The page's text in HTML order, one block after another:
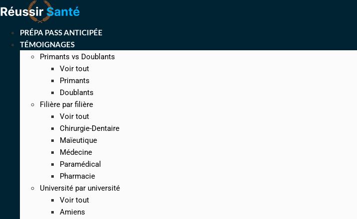
Aller
au
contenuPRÉPA PASS ANTICIPÉE
TÉMOIGNAGES
Primants vs Doublants
Voir tout
Primants
Doublants
Filière par filière
Voir tout
Chirurgie-Dentaire
Maïeutique
Médecine
Paramédical
Pharmacie
Université par université
Voir tout
Amiens